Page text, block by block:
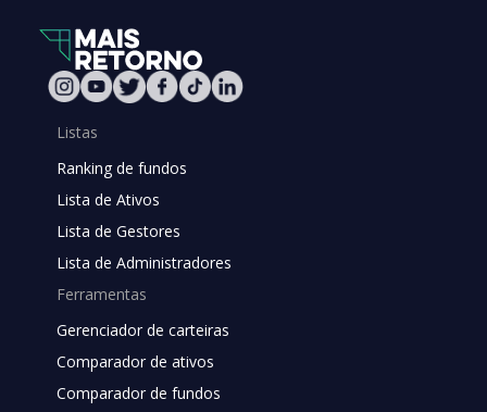
Listas
Ranking de fundos
Lista de Ativos
Lista de Gestores
Lista de Administradores
Ferramentas
Gerenciador de carteiras
Comparador de ativos
Comparador de fundos